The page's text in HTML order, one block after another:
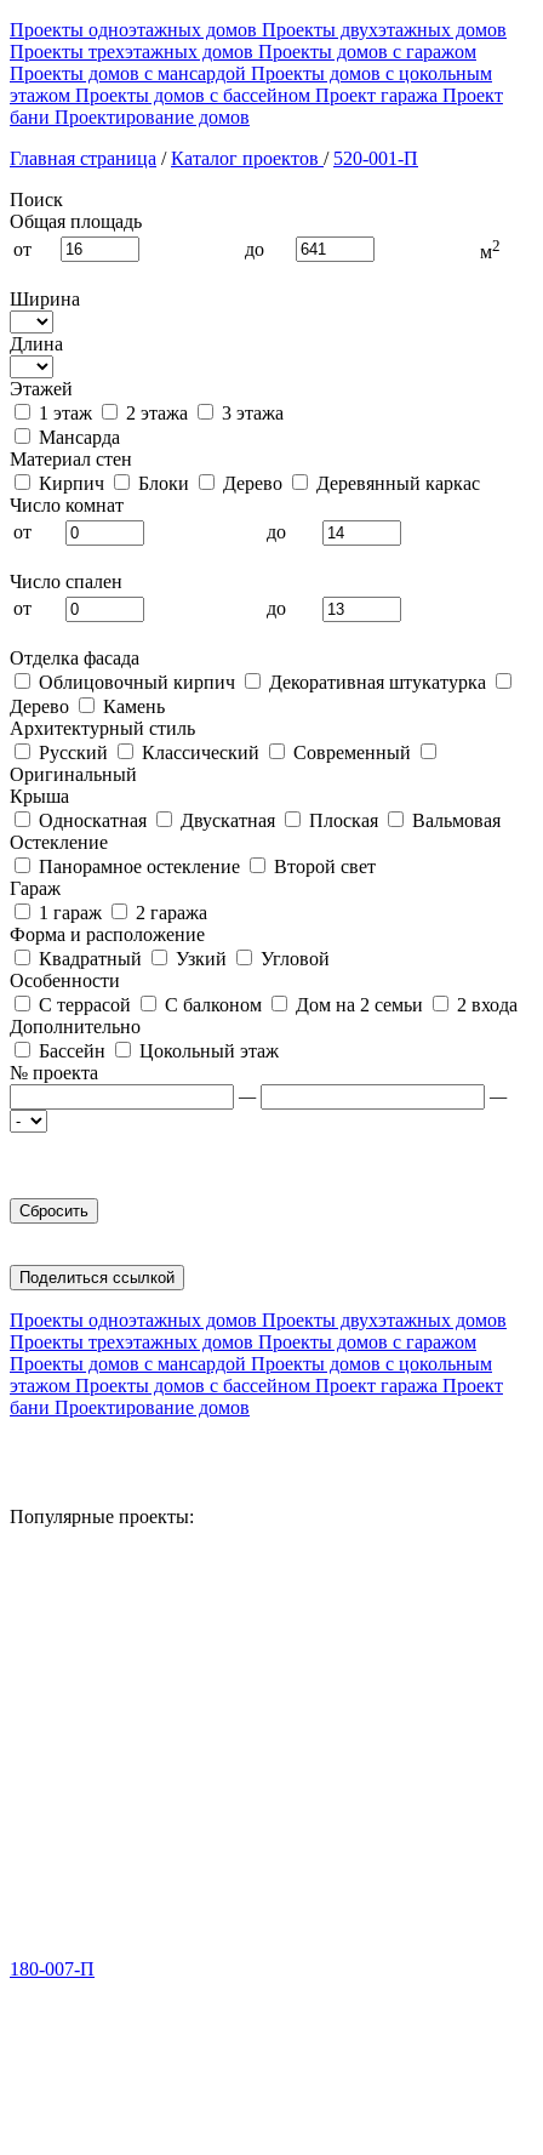
Проекты одноэтажных домов Проекты двухэтажных домов
Проекты трехэтажных домов Проекты домов с гаражом
Проекты домов с мансардой Проекты домов с цокольным
этажом Проекты домов с бассейном Проект гаража Проект
бани Проектирование домов
Главная страница / Каталог проектов / 520-001-П
Поиск
Общая площадь
от
до м2
Ширина
Длина
Этажей
1 этаж
2 этажа
3 этажа
Мансарда
Материал стен
Кирпич
Блоки Дерево
Деревянный каркас
Число комнат
от
до
Число спален
от
до
Отделка фасада
Облицовочный кирпич
Декоративная штукатурка
Дерево
Камень
Архитектурный стиль
Русский
Классический
Современный
Оригинальный
Крыша
Односкатная
Двускатная Плоская
Вальмовая
Остекление
Панорамное остекление
Второй свет
Гараж
1 гараж
2 гаража
Форма и расположение
Квадратный
Узкий
Угловой
Особенности
С террасой
С балконом Дом на 2 семьи
2 входа
Дополнительно
Бассейн
Цокольный этаж
№ проекта
—
—
Поделиться ссылкой
Проекты одноэтажных домов Проекты двухэтажных домов
Проекты трехэтажных домов Проекты домов с гаражом
Проекты домов с мансардой Проекты домов с цокольным
этажом Проекты домов с бассейном Проект гаража Проект
бани Проектирование домов
Популярные проекты:
180-007-П